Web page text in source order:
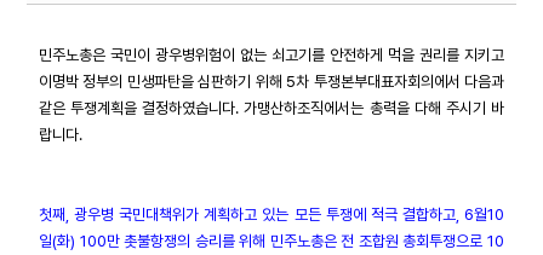
민주노총은 국민이 광우병위험이 없는 쇠고기를 안전하게 먹을 권리를 지키고
이명박 정부의 민생파탄을 심판하기 위해 5차 투쟁본부대표자회의에서 다음과
같은 투쟁계획을 결정하였습니다. 가맹산하조직에서는 총력을 다해 주시기 바
랍니다.
첫째, 광우병 국민대책위가 계획하고 있는 모든 투쟁에 적극 결합하고, 6월10
일(화) 100만 촛불항쟁의 승리를 위해 민주노총은 전 조합원 총회투쟁으로 10
자료
업무